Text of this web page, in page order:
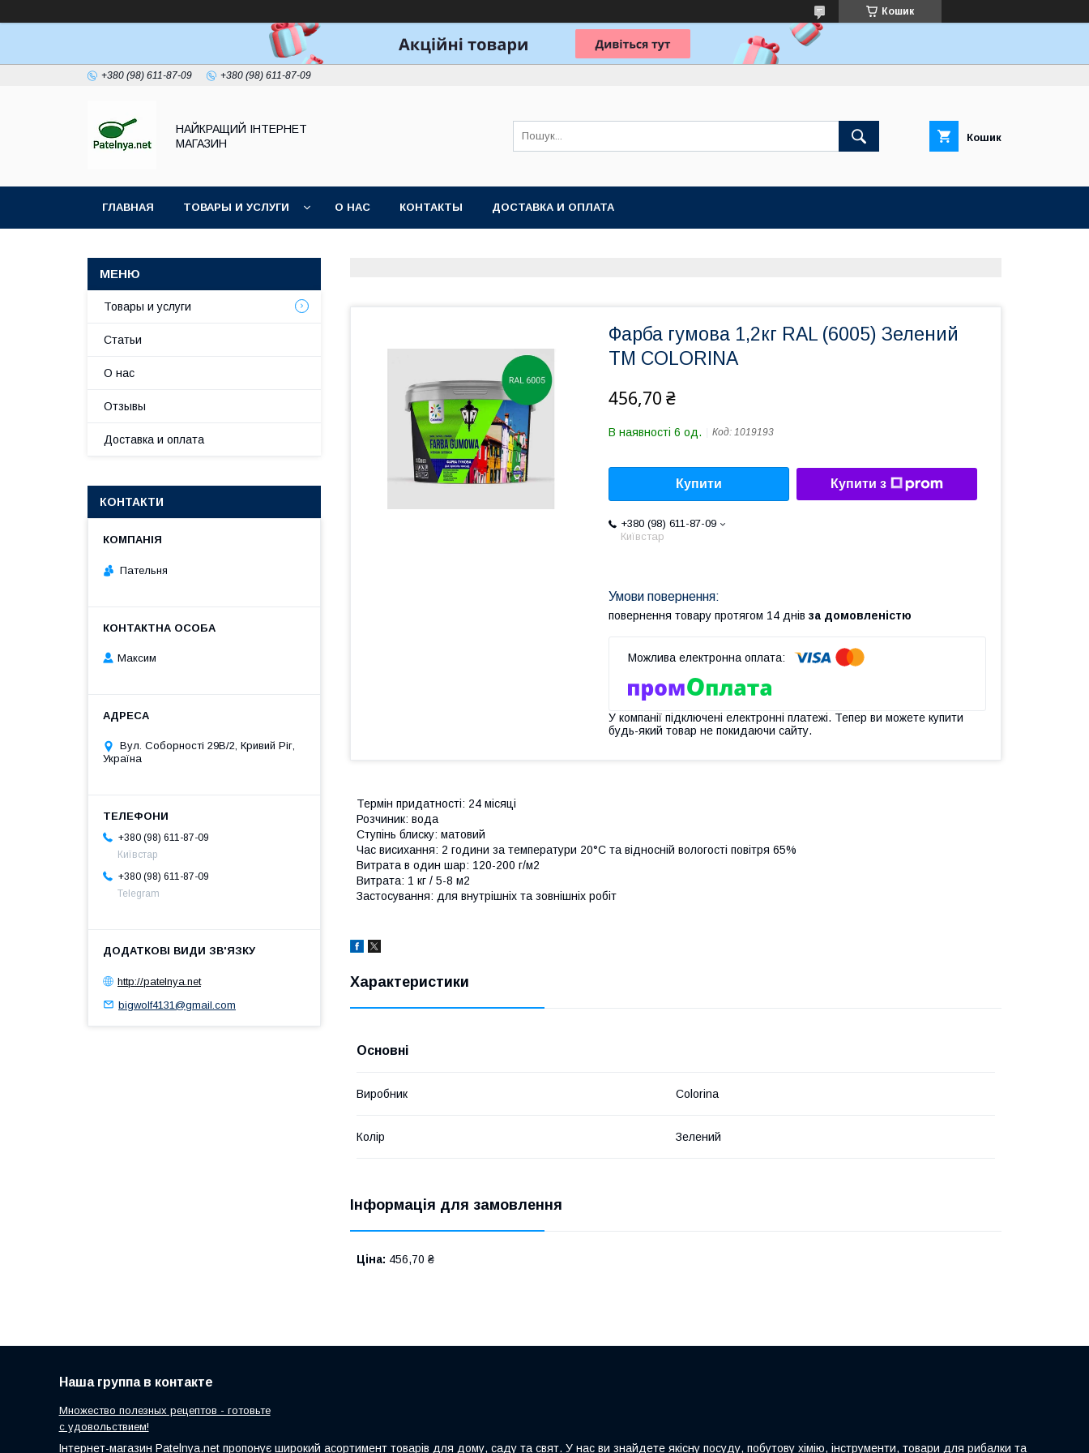
Кошик
+380 (98) 611-87-09 +380 (98) 611-87-09
НАЙКРАЩИЙ ІНТЕРНЕТ
МАГАЗИН
Кошик
ГЛАВНАЯ ТОВАРЫ И УСЛУГИ О НАС КОНТАКТЫ ДОСТАВКА И ОПЛАТА
Фарба гумова 1,2кг RAL (6005) Зелений
ТМ COLORINA
456,70 ₴
В наявності 6 од. Код: 1019193
Купити Купити з
+380 (98) 611-87-09
Київстар
повернення товару протягом 14 днів за домовленістю
У компанії підключені електронні платежі. Тепер ви можете купити
будь-який товар не покидаючи сайту.
Термін придатності: 24 місяці
Розчиник: вода
Ступінь блиску: матовий
Час висихання: 2 години за температури 20°С та відносній вологості повітря 65%
Витрата в один шар: 120-200 г/м2
Витрата: 1 кг / 5-8 м2
Застосування: для внутрішніх та зoвнішніх робіт
Характеристики
Основні
Виробник Colorina
Колір Зелений
Інформація для замовлення
Ціна: 456,70 ₴
Товары и услуги
Статьи
О нас
Отзывы
Доставка и оплата
КОНТАКТИ
Пательня
Максим
Вул. Соборності 29В/2, Кривий Ріг,
Україна
+380 (98) 611-87-09
Київстар
+380 (98) 611-87-09
Telegram
http://patelnya.net
bigwolf4131@gmail.com
Наша группа в контакте
Множество полезных рецептов - готовьте
с удовольствием!
Інтернет-магазин Patelnya.net пропонує широкий асортимент товарів для дому, саду та свят. У нас ви знайдете якісну посуду, побутову хімію, інструменти, товари для рибалки та